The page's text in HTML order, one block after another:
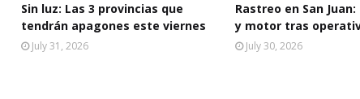
Sin luz: Las 3 provincias que
tendrán apagones este viernes
July 31, 2026
Rastreo en San
y motor tras
July 30, 2026